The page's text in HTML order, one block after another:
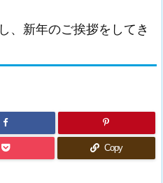
、新年のご挨拶をしてき
Copy